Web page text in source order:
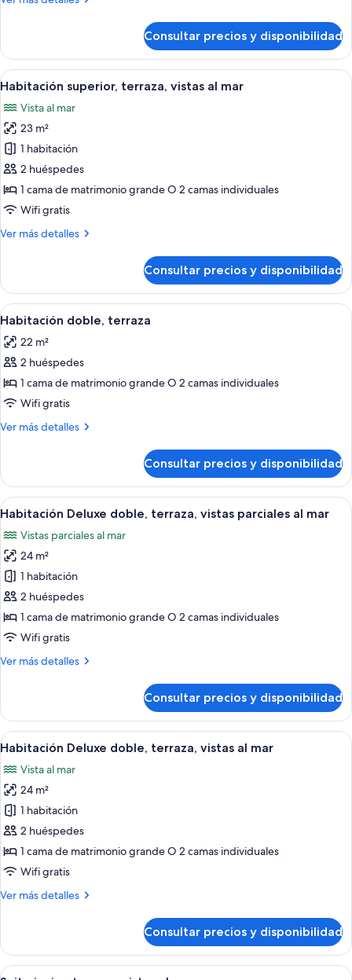
parciales
superior,
terraza,
vistas
al
mar
Consultar precios y disponibilidad
Abrir
todas
las
fotos
de
Habitación
superior,
terraza,
al
Habitación de hotel con una cama
6
Habitación superior, terraza, vistas al mar
Vista al mar
23 m²
1 habitación
2 huéspedes
1 cama de matrimonio grande O 2 camas individuales
Wifi gratis
Ver más detalles
Más
superior,
terraza,
vistas
mar
Consultar precios y disponibilidad
Abrir
todas
las
fotos
de
Habitación
doble,
Habitación de hotel con una cama
4
Habitación doble, terraza
22 m²
2 huéspedes
1 cama de matrimonio grande O 2 camas individuales
Wifi gratis
Ver más detalles
Más
doble,
terraza
Consultar precios y disponibilidad
Abrir
todas
las
fotos
de
Habitación
Deluxe
doble,
terraza,
vistas
mar
Habitación de hotel con cama, una
8
Habitación Deluxe doble, terraza, vistas parciales al mar
Vistas parciales al mar
24 m²
1 habitación
2 huéspedes
1 cama de matrimonio grande O 2 camas individuales
Wifi gratis
Ver más detalles
Más
Deluxe
doble,
terraza,
parciales
al
mar
Consultar precios y disponibilidad
Abrir
todas
las
fotos
de
Habitación
Deluxe
doble,
terraza,
vistas
Una habitación de hotel moderna
13
Habitación Deluxe doble, terraza, vistas al mar
Vista al mar
24 m²
1 habitación
2 huéspedes
1 cama de matrimonio grande O 2 camas individuales
Wifi gratis
Ver más detalles
Más
Deluxe
doble,
Consultar precios y disponibilidad
Abrir Una habitación de hotel moderna